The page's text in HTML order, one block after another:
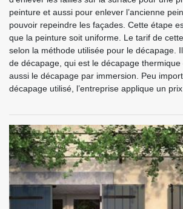
peinture et aussi pour enlever l’ancienne
pouvoir repeindre les façades. Cette étape
que la peinture soit uniforme. Le tarif de
selon la méthode utilisée pour le décapage.
de décapage, qui est le décapage
aussi le décapage par immersion. Peu
décapage utilisé, l’entreprise applique un